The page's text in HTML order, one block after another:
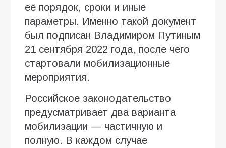
её порядок, сроки и иные
параметры. Именно такой документ
был подписан Владимиром Путиным
21 сентября 2022 года, после чего
стартовали мобилизационные
мероприятия.
Российское законодательство
предусматривает два варианта
мобилизации — частичную и
полную. В каждом случае